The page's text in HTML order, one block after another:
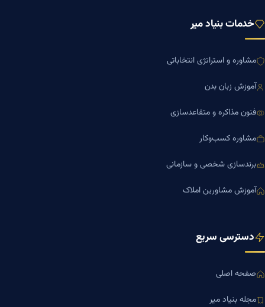
خدمات بنیاد میر
مشاوره و استراتژی انتخاباتی
آموزش زبان بدن
فنون مذاکره و متقاعدسازی
مشاوره کسب‌وکار
برندسازی شخصی و سازمانی
آموزش مشاورین املاک
دسترسی سریع
صفحه اصلی
مجله بنیاد میر